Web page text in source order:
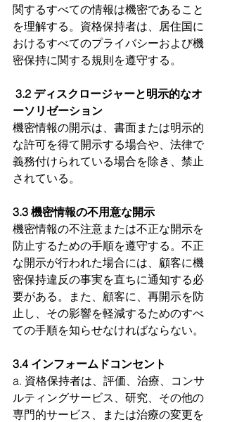
関するすべての情報は機密であること
を理解する。資格保持者は、居住国に
おけるすべてのプライバシーおよび機
密保持に関する規則を遵守する。
ーソリゼーション
機密情報の開示は、書面または明示的
な許可を得て開示する場合や、法律で
義務付けられている場合を除き、禁止
されている。
3.3 機密情報の不用意な開示
機密情報の不注意または不正な開示を
防止するための手順を遵守する。不正
な開示が行われた場合には、顧客に機
密保持違反の事実を直ちに通知する必
要がある。また、顧客に、再開示を防
止し、その影響を軽減するためのすべ
ての手順を知らせなければならない。
3.4 インフォームドコンセント
a. 資格保持者は、評価、治療、コンサ
ルティングサービス、研究、その他の
専門的サービス、または治療の変更を